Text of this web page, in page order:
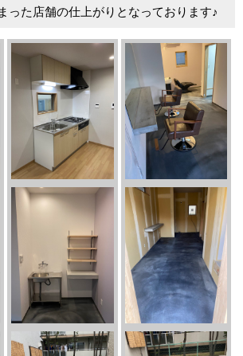
った店舗の仕上がりとなっております♪